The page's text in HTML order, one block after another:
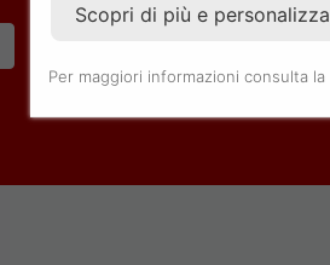
Scopri di più e personalizza
Per maggiori informazioni consulta la